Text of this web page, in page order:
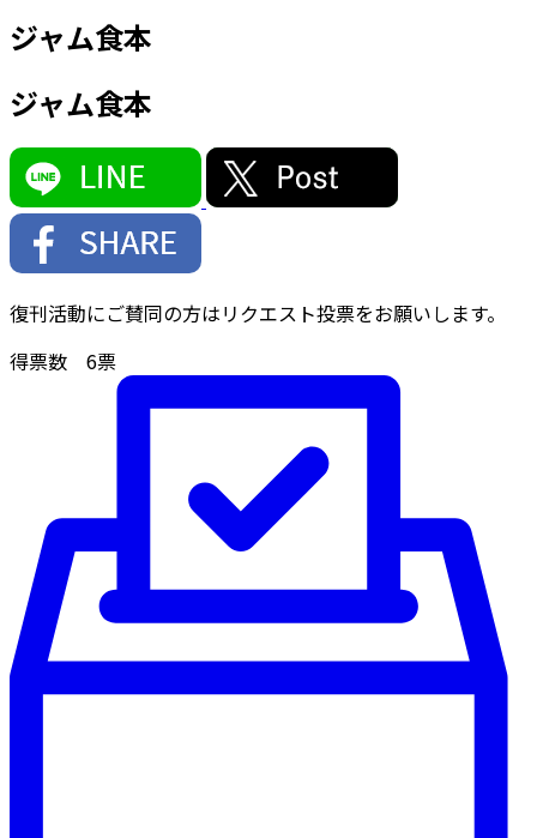
ジャム食本
ジャム食本
復刊活動にご賛同の方はリクエスト投票をお願いします。
得票数 6票